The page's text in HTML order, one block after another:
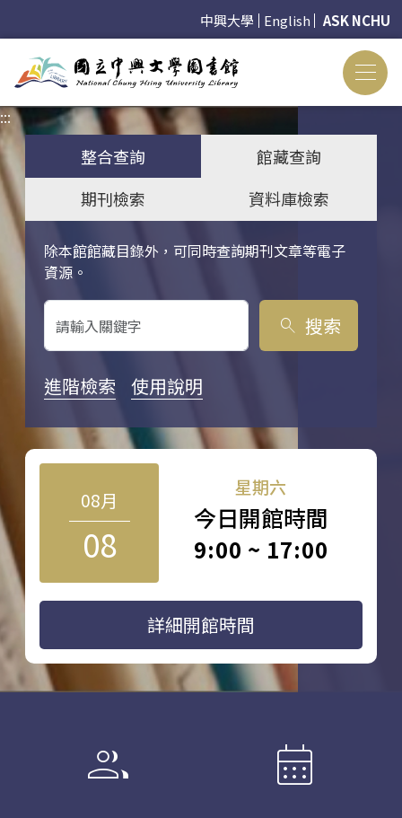
中興大學 English ASK NCHU
:::
整合查詢
館藏查詢
期刊檢索
資料庫檢索
除本館館藏目錄外，可同時查詢期刊文章等電子
資源。
關鍵字搜尋
search 搜索
進階檢索 使用說明
08月
08
星期六
今日開館時間
9:00 ~ 17:00
詳細開館時間
group calendar_month